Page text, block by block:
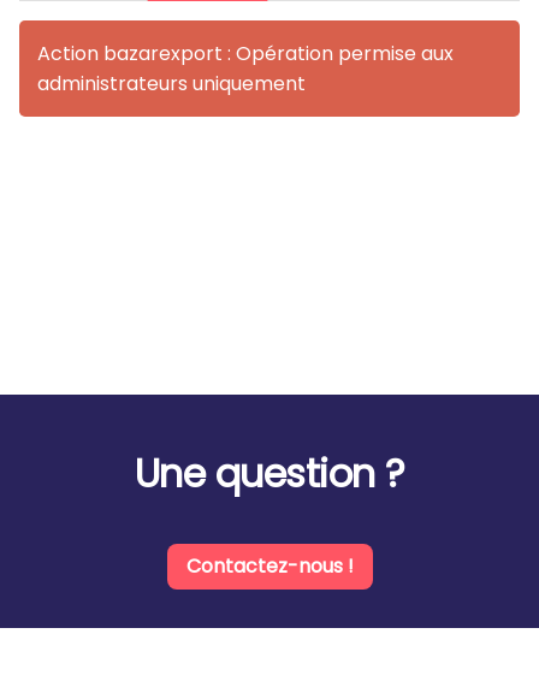
Action bazarexport : Opération permise aux
administrateurs uniquement
Une question ?
Contactez-nous !